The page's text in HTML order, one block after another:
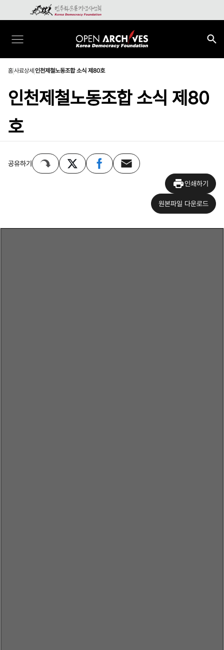
홈사료상세 인천제철노동조합 소식 제80호
인천제철노동조합 소식 제80
호
공유하기
인쇄하기
원본파일 다운로드